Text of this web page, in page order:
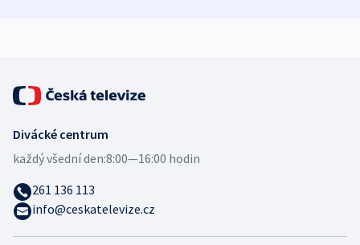
Divácké centrum
každý všední den:8:00—16:00 hodin
261 136 113
info@ceskatelevize.cz